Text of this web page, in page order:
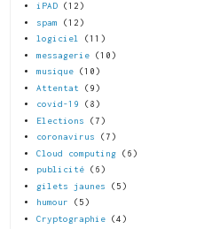
iPAD
(12)
spam
(12)
logiciel
(11)
messagerie
(10)
musique
(10)
Attentat
(9)
covid-19
(8)
Elections
(7)
coronavirus
(7)
Cloud computing
(6)
publicité
(6)
gilets jaunes
(5)
humour
(5)
Cryptographie
(4)